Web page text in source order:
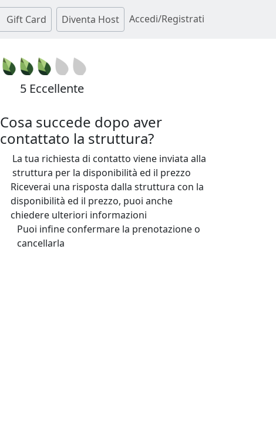
Gift Card Diventa Host Accedi/Registrati
5 Eccellente
Cosa succede dopo aver
contattato la struttura?
La tua richiesta di contatto viene inviata alla
struttura per la disponibilità ed il prezzo
Riceverai una risposta dalla struttura con la
disponibilità ed il prezzo, puoi anche
chiedere ulteriori informazioni
Puoi infine confermare la prenotazione o
cancellarla